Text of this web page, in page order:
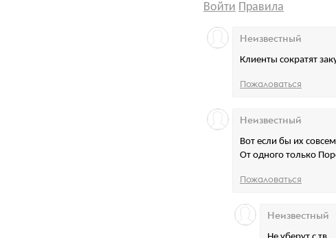
Войти Правила
Клиенты сократят
Неизвестный
Пожаловаться
Вот если бы их
От одного только
Неизвестный
Пожаловаться
Неизвестный